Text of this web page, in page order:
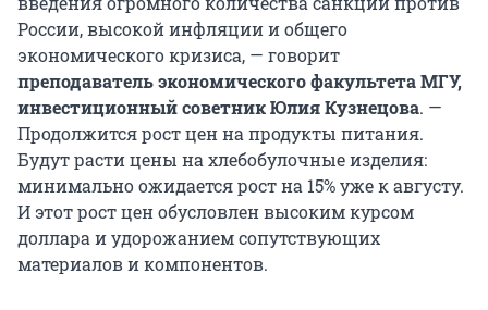
России, высокой инфляции и общего
экономического кризиса, — говорит
преподаватель экономического факультета МГУ,
инвестиционный советник Юлия Кузнецова. —
Продолжится рост цен на продукты питания.
Будут расти цены на хлебобулочные изделия:
минимально ожидается рост на 15% уже к августу.
И этот рост цен обусловлен высоким курсом
доллара и удорожанием сопутствующих
материалов и компонентов.